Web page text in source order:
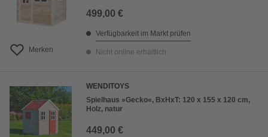
Merken
499,00 €
Verfügbarkeit im Markt prüfen
Nicht online erhältlich
WENDITOYS
Spielhaus »Gecko«, BxHxT: 120 x 155 x 120 cm,
Holz, natur
449,00 €